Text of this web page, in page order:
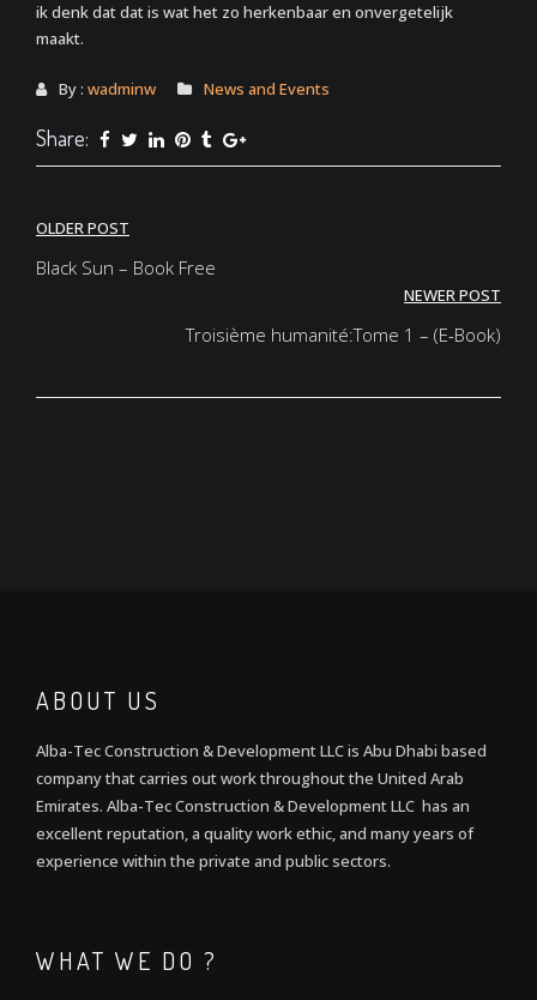
ik denk dat dat is wat het zo herkenbaar en onvergetelijk
maakt.
By : wadminw News and Events
Share:
Post
navigation
OLDER POST
Black Sun – Book Free
NEWER POST
Troisième humanité:Tome 1 – (E-Book)
ABOUT US
Alba-Tec Construction & Development LLC is Abu Dhabi based
company that carries out work throughout the United Arab
Emirates. Alba-Tec Construction & Development LLC has an
excellent reputation, a quality work ethic, and many years of
experience within the private and public sectors.
WHAT WE DO ?